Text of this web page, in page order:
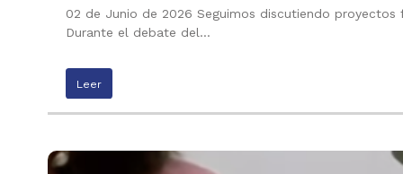
02 de Junio de 2026 Seguimos discutiendo
Durante el debate del…
Leer